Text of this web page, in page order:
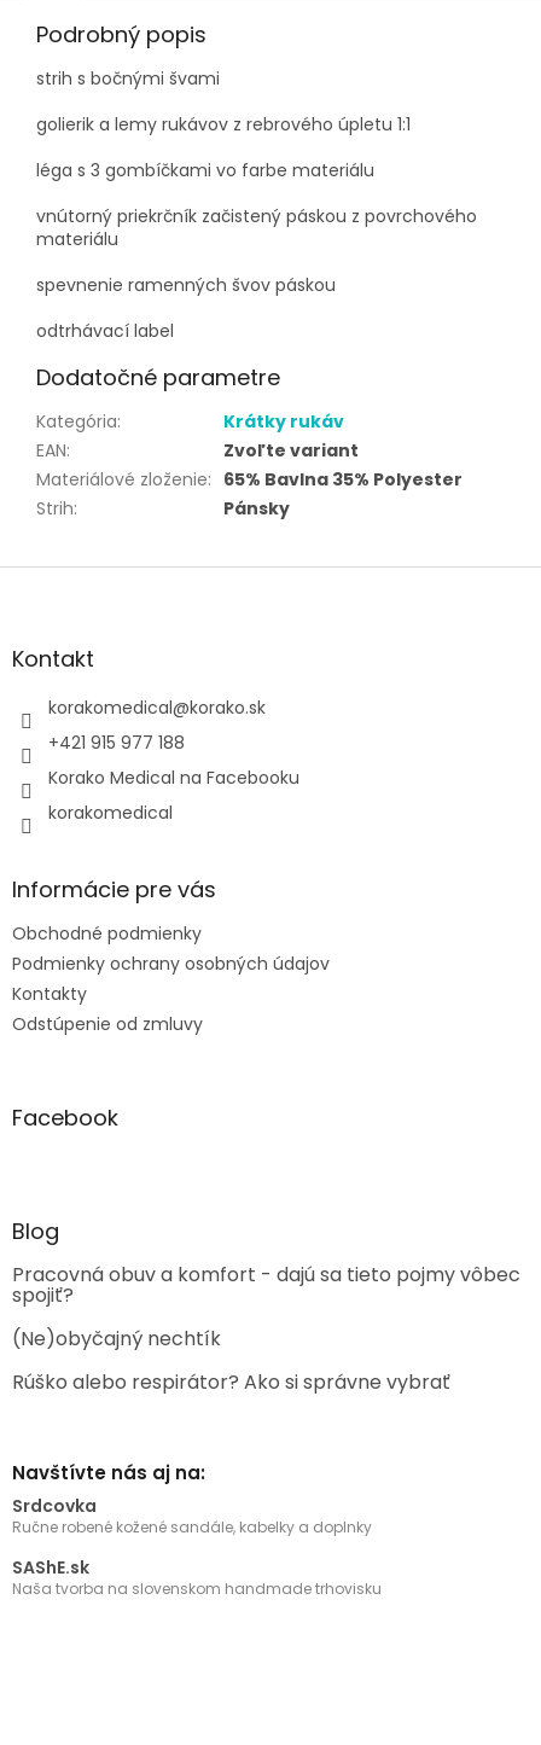
Podrobný popis
strih s bočnými švami
golierik a lemy rukávov z rebrového úpletu 1:1
léga s 3 gombíčkami vo farbe materiálu
vnútorný priekrčník začistený páskou z povrchového
materiálu
spevnenie ramenných švov páskou
odtrhávací label
Dodatočné parametre
Kategória:
Krátky rukáv
EAN:
Zvoľte variant
Materiálové zloženie: 65% Bavlna 35% Polyester
Strih: Pánsky
Z
äKontakt
korakomedical@korako.sk
+421 915 977 188
Korako Medical na Facebooku
korakomedical
Informácie pre vás
Obchodné podmienky
Podmienky ochrany osobných údajov
Kontakty
Odstúpenie od zmluvy
Facebook
Blog
Pracovná obuv a komfort - dajú sa tieto pojmy vôbec
spojiť?
(Ne)obyčajný nechtík
Rúško alebo respirátor? Ako si správne vybrať
Navštívte nás aj na:
Srdcovka
Ručne robené kožené sandále, kabelky a doplnky
SAShE.sk
Naša tvorba na slovenskom handmade trhovisku